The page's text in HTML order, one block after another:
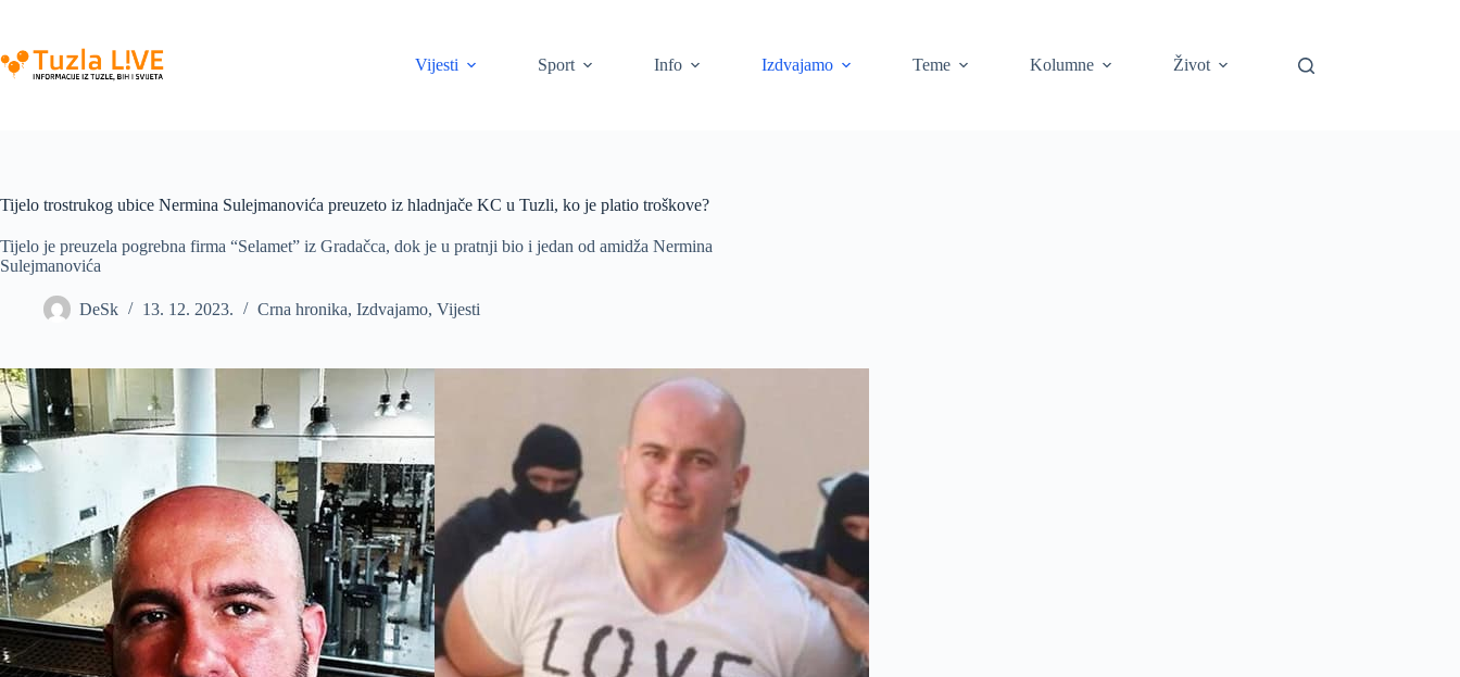
content
Vijesti
Sport Info Izdvajamo Teme Kolumne Život
Tijelo trostrukog ubice Nermina Sulejmanovića preuzeto iz hladnjače KC u Tuzli, ko je platio troškove?
Tijelo je preuzela pogrebna firma “Selamet” iz Gradačca, dok je u pratnji bio i jedan od amidža Nermina
Sulejmanovića
DeSk 13. 12. 2023. Crna hronika, Izdvajamo, Vijesti